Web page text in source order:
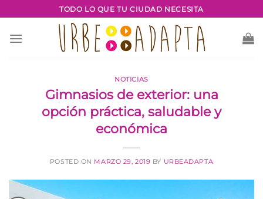
al
contenido
TODO LO QUE TU CIUDAD NECESITA
NOTICIAS
Gimnasios de exterior: una
opción práctica, saludable y
económica
POSTED ON MARZO 29, 2019 BY URBEADAPTA